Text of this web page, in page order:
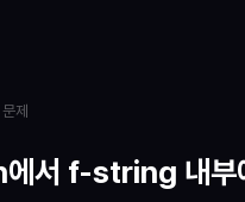
제
서 f-string 내부